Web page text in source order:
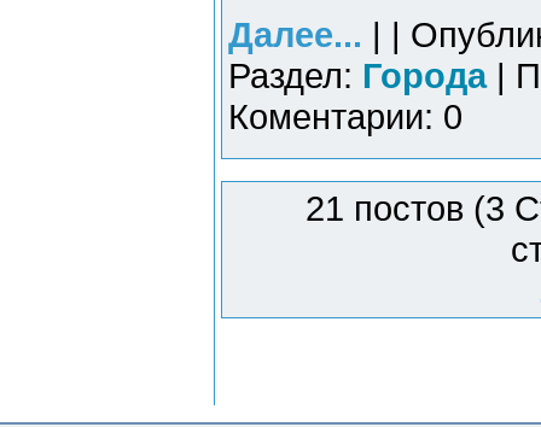
Далее... | |
Раздел: Города|
Коментарии: 0
21 постов (3